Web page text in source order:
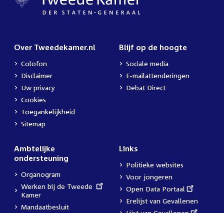
Over Tweedekamer.nl
Colofon
Disclaimer
Uw privacy
Cookies
Toegankelijkheid
Sitemap
Blijf op de hoogte
Sociale media
E-mailattenderingen
Debat Direct
Ambtelijke
ondersteuning
Organogram
External
link:
Werken bij de Tweede
Kamer
Mandaatbesluit
Links
Politieke websites
Voor jongeren
External
link:
Open Data Portaal
Erelijst van Gevallenen